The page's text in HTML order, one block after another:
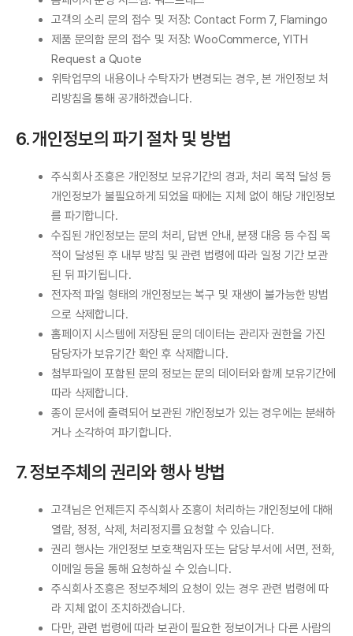
고객의 소리 문의 접수 및 저장: Contact Form 7, Flamingo
제품 문의함 문의 접수 및 저장: WooCommerce, YITH
Request a Quote
위탁업무의 내용이나 수탁자가 변경되는 경우, 본 개인정보 처
리방침을 통해 공개하겠습니다.
6. 개인정보의 파기 절차 및 방법
주식회사 조흥은 개인정보 보유기간의 경과, 처리 목적 달성 등
개인정보가 불필요하게 되었을 때에는 지체 없이 해당 개인정보
를 파기합니다.
수집된 개인정보는 문의 처리, 답변 안내, 분쟁 대응 등 수집 목
적이 달성된 후 내부 방침 및 관련 법령에 따라 일정 기간 보관
된 뒤 파기됩니다.
전자적 파일 형태의 개인정보는 복구 및 재생이 불가능한 방법
으로 삭제합니다.
홈페이지 시스템에 저장된 문의 데이터는 관리자 권한을 가진
담당자가 보유기간 확인 후 삭제합니다.
첨부파일이 포함된 문의 정보는 문의 데이터와 함께 보유기간에
따라 삭제합니다.
종이 문서에 출력되어 보관된 개인정보가 있는 경우에는 분쇄하
거나 소각하여 파기합니다.
7. 정보주체의 권리와 행사 방법
고객님은 언제든지 주식회사 조흥이 처리하는 개인정보에 대해
열람, 정정, 삭제, 처리정지를 요청할 수 있습니다.
권리 행사는 개인정보 보호책임자 또는 담당 부서에 서면, 전화,
이메일 등을 통해 요청하실 수 있습니다.
주식회사 조흥은 정보주체의 요청이 있는 경우 관련 법령에 따
라 지체 없이 조치하겠습니다.
다만, 관련 법령에 따라 보관이 필요한 정보이거나 다른 사람의